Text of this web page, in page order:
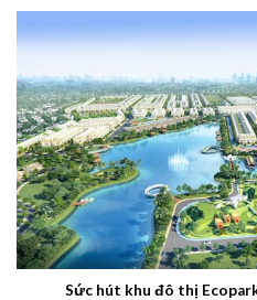
Sức hút khu đô thị